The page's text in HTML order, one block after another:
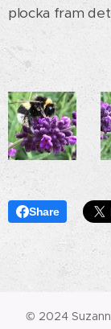
plocka fram
Share
© 2024